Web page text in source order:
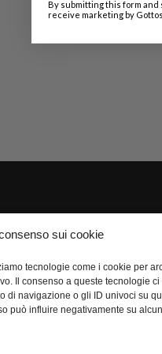
sui cookie
tecnologie come i cookie per
Il consenso a queste tecnologie
di navigazione o gli ID univoci su
può influire negativamente su
Categories
interno
ufficio
By submitting this form and
receive marketing by